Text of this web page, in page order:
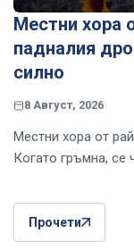
Местни хора
падналия
силно
8 Август, 2026
Местни хора от
Когато гръмна, се
Прочети